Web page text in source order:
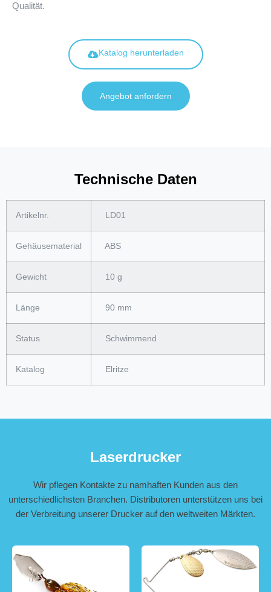
Qualität.
Katalog herunterladen
Angebot anfordern
Technische Daten
Artikelnr. LD01
Gehäusematerial ABS
Gewicht 10 g
Länge 90 mm
Status Schwimmend
Katalog Elritze
Laserdrucker
Wir pflegen Kontakte zu namhaften Kunden aus den
unterschiedlichsten Branchen. Distributoren unterstützen uns bei
der Verbreitung unserer Drucker auf den weltweiten Märkten.